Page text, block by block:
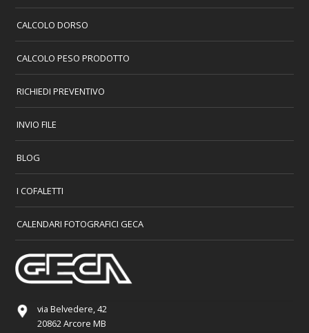
CALCOLO DORSO
CALCOLO PESO PRODOTTO
RICHIEDI PREVENTIVO
INVIO FILE
BLOG
I COFALETTI
CALENDARI FOTOGRAFICI GECA
via Belvedere, 42
20862 Arcore MB